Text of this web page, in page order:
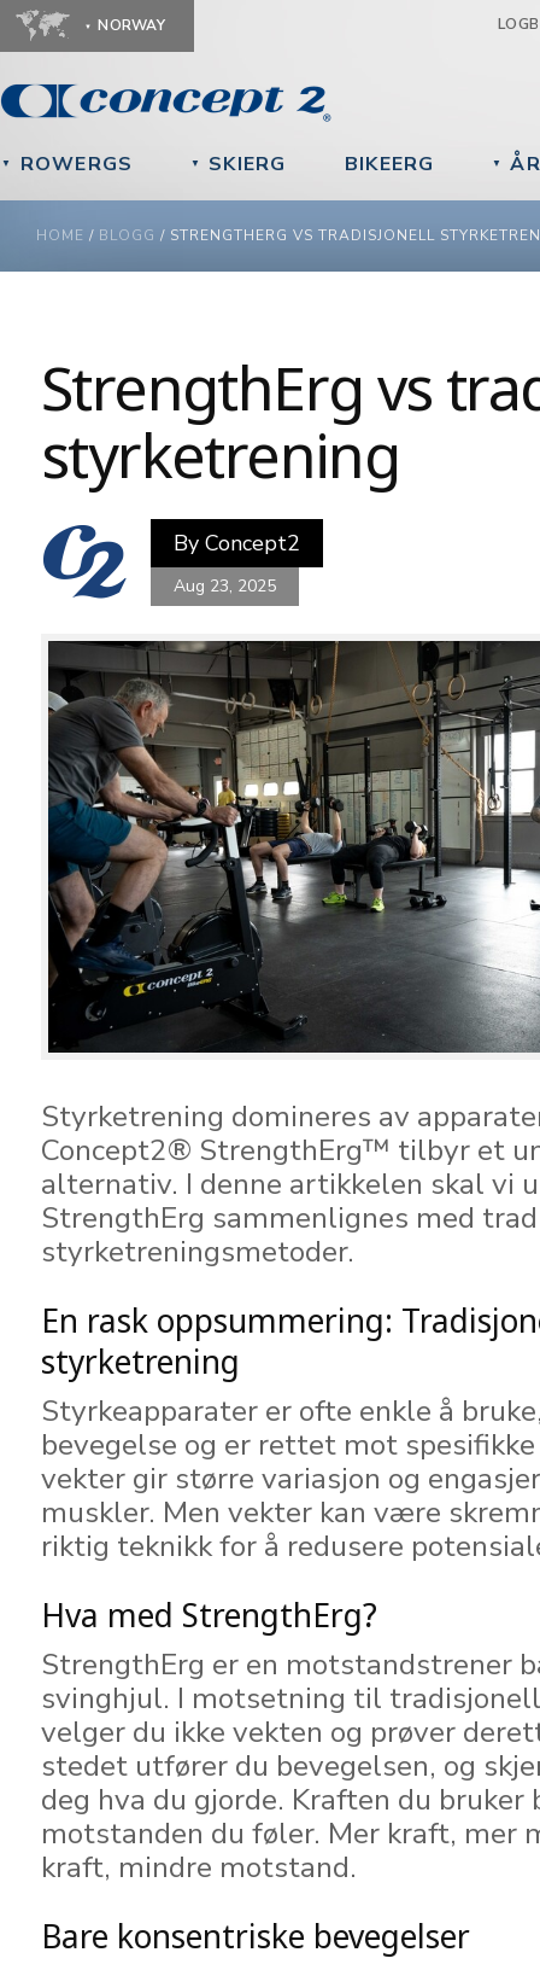
NORWAY
▼ ROWERGS ▼ SKIERG BIKEERG ▼
YOU ARE HERE
HOME / BLOGG / STRENGTHERG VS TRADISJONELL
StrengthErg vs
styrketrening
By Concept2
Aug 23, 2025
Styrketrening domineres av
Concept2® StrengthErg™ tilbyr et
alternativ. I denne artikkelen skal vi
StrengthErg sammenlignes med
styrketreningsmetoder.
En rask oppsummering:
styrketrening
Styrkeapparater er ofte enkle å
bevegelse og er rettet mot
vekter gir større variasjon og
muskler. Men vekter kan være
riktig teknikk for å redusere
Hva med StrengthErg?
StrengthErg er en motstandstrener
svinghjul. I motsetning til
velger du ikke vekten og prøver
stedet utfører du bevegelsen, og
deg hva du gjorde. Kraften du bruker
motstanden du føler. Mer kraft, mer
kraft, mindre motstand.
Bare konsentriske bevegelser